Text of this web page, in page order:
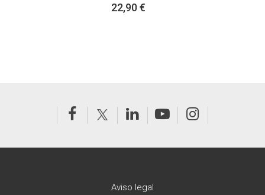
22,90 €
Aviso legal